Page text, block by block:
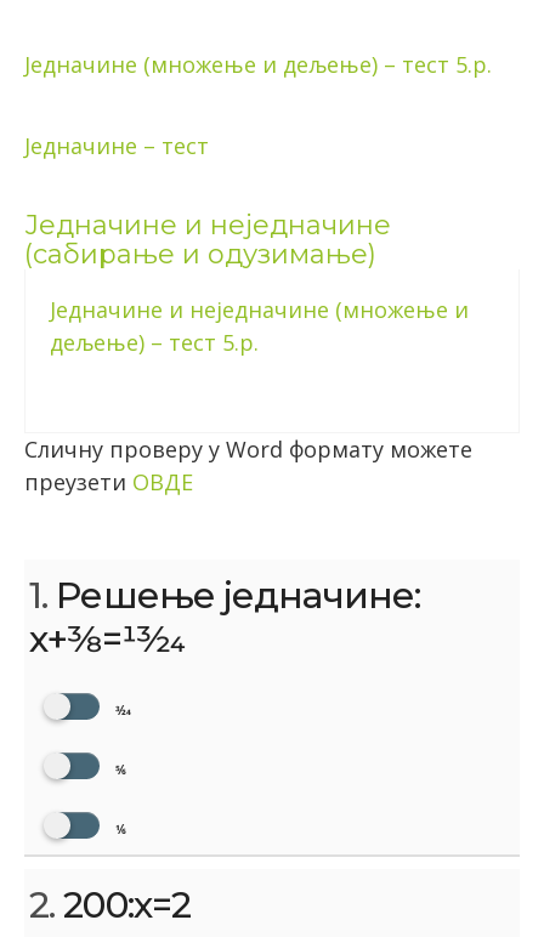
Једначине (множење и дељење) – тест 5.р.
Једначине – тест
Једначине и неједначине
(сабирање и одузимање)
Једначине и неједначине (множење и
дељење) – тест 5.р.
Сличну проверу у Word формату можете
преузети ОВДЕ
1. Решење једначине:
x+3⁄8=13⁄24
3⁄24
5⁄6
1⁄6
2.200:х=2